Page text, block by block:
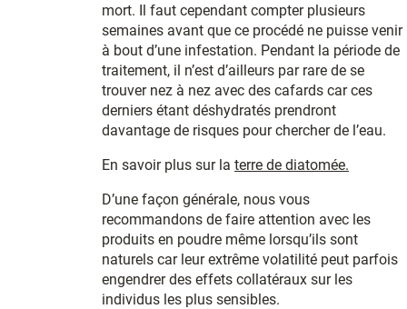
mort. Il faut cependant compter plusieurs
semaines avant que ce procédé ne puisse venir
à bout d’une infestation. Pendant la période de
traitement, il n’est d’ailleurs par rare de se
trouver nez à nez avec des cafards car ces
derniers étant déshydratés prendront
davantage de risques pour chercher de l’eau.
En savoir plus sur la terre de diatomée.
D’une façon générale, nous vous
recommandons de faire attention avec les
produits en poudre même lorsqu’ils sont
naturels car leur extrême volatilité peut parfois
engendrer des effets collatéraux sur les
individus les plus sensibles.